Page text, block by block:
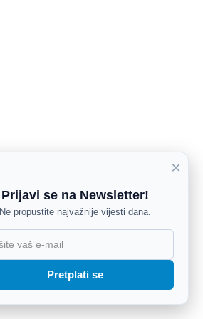
×
Prijavi se na Newsletter!
Ne propustite najvažnije vijesti dana.
Pretplati se